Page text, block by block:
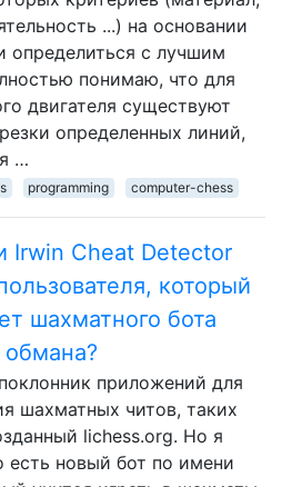
...) на основании
определиться с лучшим
понимаю, что для
двигателя существуют
определенных линий,
…
programming computer-chess
Irwin Cheat Detector
который
шахматного бота
приложений для
шахматных читов, таких
lichess.org. Но я
есть новый бот по имени